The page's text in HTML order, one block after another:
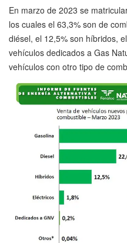
En marzo de 2023 se
los cuales el 63,3% son de
diésel, el 12,5% son híbridos,
vehículos dedicados a Gas
vehículos con otro tipo de